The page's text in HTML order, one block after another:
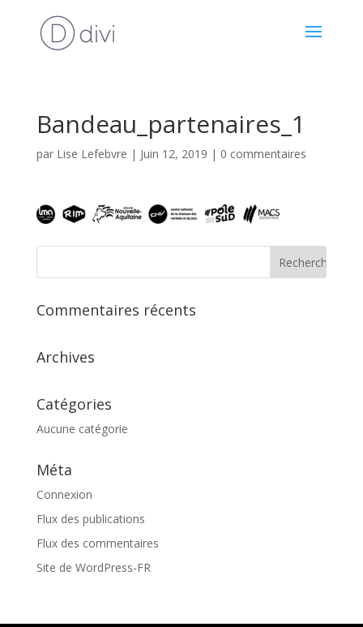
Bandeau_partenaires_1
par Lise Lefebvre | Juin 12, 2019 | 0 commentaires
Commentaires récents
Archives
Catégories
Aucune catégorie
Méta
Connexion
Flux des publications
Flux des commentaires
Site de WordPress-FR